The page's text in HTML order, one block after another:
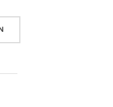
„INTIMITÄT UND